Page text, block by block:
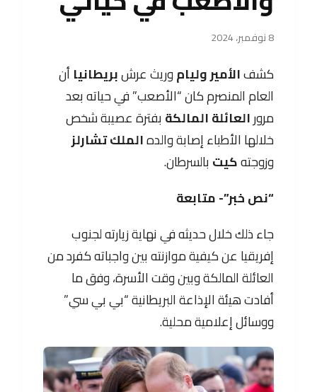
8 نوفمبر، 2024
كشفالأمير ولياموريث عرشبريطانياأن
العام المنصرم كان “الأصعب” في حياته بعد
مرورالعائلة المالكة بفترة عصيبة شخص
خلالها الأطباء إصابة والدهالملك تشارلز
وزوجتهكيت بالسرطان.
“نص خبر”- متابعة
جاء ذلك خلال حديثه في نهاية زيارته لجنوب
إفريقيا عن كيفية موازنته بين واجباته كفرد من
العائلة المالكة وبين وقت الأسرة، وفق ما
أفادت هيئة الإذاعة البريطانية “بي بي سي”
ووسائل إعلامية محلية.